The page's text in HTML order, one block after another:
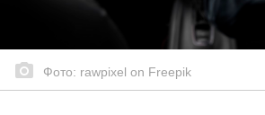
Фото: rawpixel on Freepik